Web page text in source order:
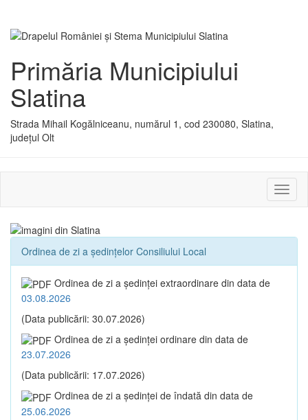
Primăria Municipiului
Slatina
Strada Mihail Kogălniceanu, numărul 1, cod 230080, Slatina,
județul Olt
sau
Ordinea de zi a ședințelor Consiliului Local
Ordinea de zi a şedinţei extraordinare din data de
03.08.2026
(Data publicării: 30.07.2026)
Ordinea de zi a şedinţei ordinare din data de
23.07.2026
(Data publicării: 17.07.2026)
Ordinea de zi a şedinţei de îndată din data de
25.06.2026